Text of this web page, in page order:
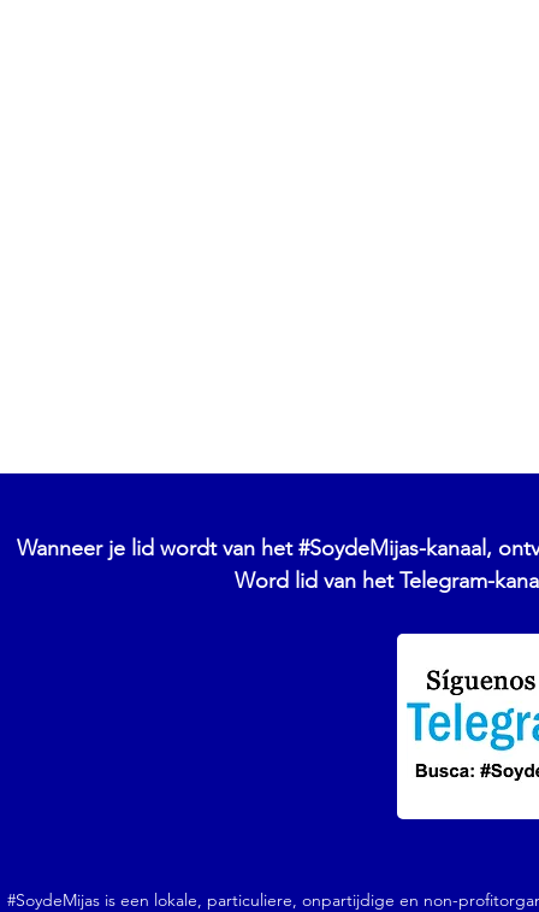
Wanneer je lid wordt van het #SoydeMijas-kanaal,
Word lid van het Telegram-
#SoydeMijas is een lokale, particuliere, onpartijdige en non-